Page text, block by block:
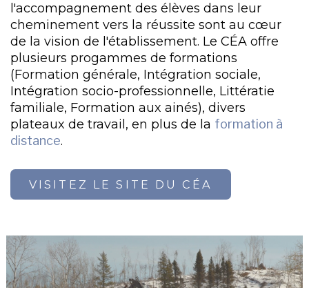
l'accompagnement des élèves dans leur
cheminement vers la réussite sont au cœur
de la vision de l'établissement. Le CÉA offre
plusieurs progammes de formations
(Formation générale, Intégration sociale,
Intégration socio-professionnelle, Littératie
familiale, Formation aux ainés), divers
plateaux de travail, en plus de la formation à
distance.
VISITEZ LE SITE DU CÉA